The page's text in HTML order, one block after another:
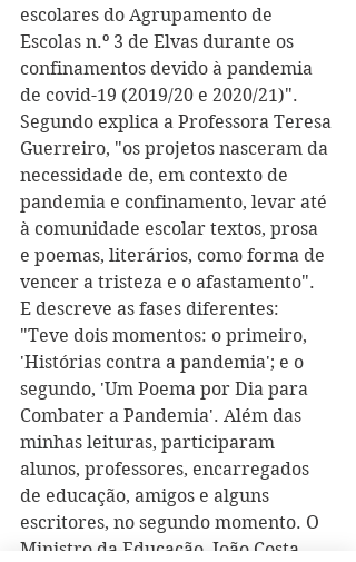
escolares do Agrupamento de
Escolas n.º 3 de Elvas durante os
confinamentos devido à pandemia
de covid-19 (2019/20 e 2020/21)".
Segundo explica a Professora Teresa
Guerreiro, "os projetos nasceram da
necessidade de, em contexto de
pandemia e confinamento, levar até
à comunidade escolar textos, prosa
e poemas, literários, como forma de
vencer a tristeza e o afastamento".
E descreve as fases diferentes:
"Teve dois momentos: o primeiro,
'Histórias contra a pandemia'; e o
segundo, 'Um Poema por Dia para
Combater a Pandemia'. Além das
minhas leituras, participaram
alunos, professores, encarregados
de educação, amigos e alguns
escritores, no segundo momento. O
Ministro da Educação, João Costa,